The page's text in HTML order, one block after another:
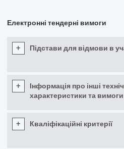
Електронні тендерні вимоги
+ Підстави для відмови в
+
Інформація про інші
характеристики та
+ Кваліфікаційні критерії